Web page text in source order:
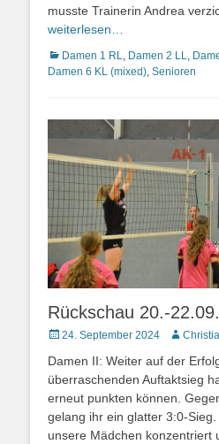
musste Trainerin Andrea
weiterlesen…
Kategorien
Damen 1 RL Damen 2 LL
Damen 6 KL (mixed) Senioren
Rückschau 20.-
Posted
24. September 2024 Autor
Damen II: Weiter auf der
überraschenden Auftaktsieg
erneut punkten können.
gelang ihr ein glatter 3:0-
unsere Mädchen konzentriert